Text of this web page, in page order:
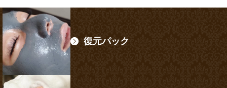
復元パック